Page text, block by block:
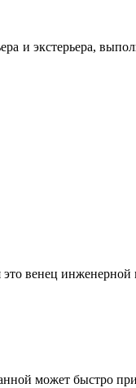
и экстерьера,
венец
может быстро